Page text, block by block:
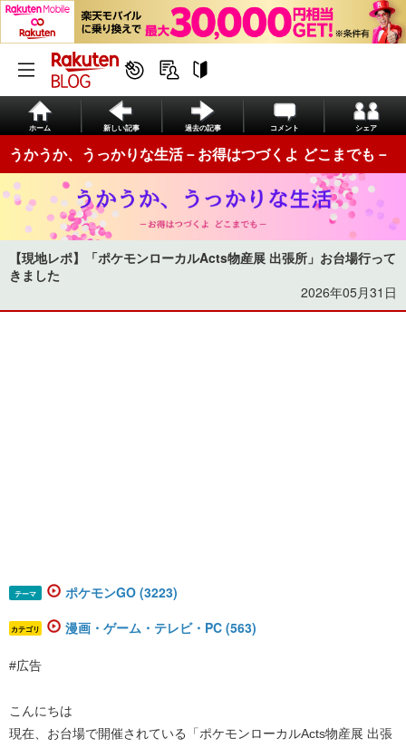
ホーム 新しい記事 過去の記事 コメント シェア
うかうか、うっかりな生活－お得はつづくよ どこまでも－
【現地レポ】「ポケモンローカルActs物産展 出張所」お台場行って
きました
2026年05月31日
テーマ ポケモンGO (3223)
カテゴリ 漫画・ゲーム・テレビ・PC (563)
#広告
こんにちは
現在、お台場で開催されている「ポケモンローカルActs物産展 出張